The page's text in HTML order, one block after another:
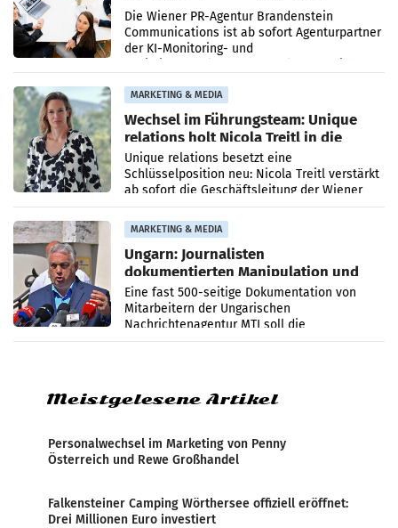
Die Wiener PR-Agentur Brandenstein
Communications ist ab sofort Agenturpartner
der KI-Monitoring- und
MARKETING & MEDIA
Wechsel im Führungsteam: Unique
relations holt Nicola Treitl in die
Geschäftsleitung
Unique relations besetzt eine
Schlüsselposition neu: Nicola Treitl verstärkt
ab sofort die Geschäftsleitung der Wiener
PR-Agentur an der Seite von Josef Kalina und
Anna Kalina-Mahr.
MARKETING & MEDIA
Ungarn: Journalisten
dokumentierten Manipulation und
Zensur
Eine fast 500-seitige Dokumentation von
Mitarbeitern der Ungarischen
Nachrichtenagentur MTI soll die
systematische Nachrichten-Manipulation und
Meistgelesene Artikel
Personalwechsel im Marketing von Penny
Österreich und Rewe Großhandel
Falkensteiner Camping Wörthersee offiziell eröffnet:
Drei Millionen Euro investiert